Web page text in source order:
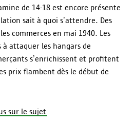
de 14-18 est encore présente
sait à quoi s’attendre. Des
commerces en mai 1940. Les
attaquer les hangars de
s’enrichissent et profitent
prix flambent dès le début de
sur le sujet